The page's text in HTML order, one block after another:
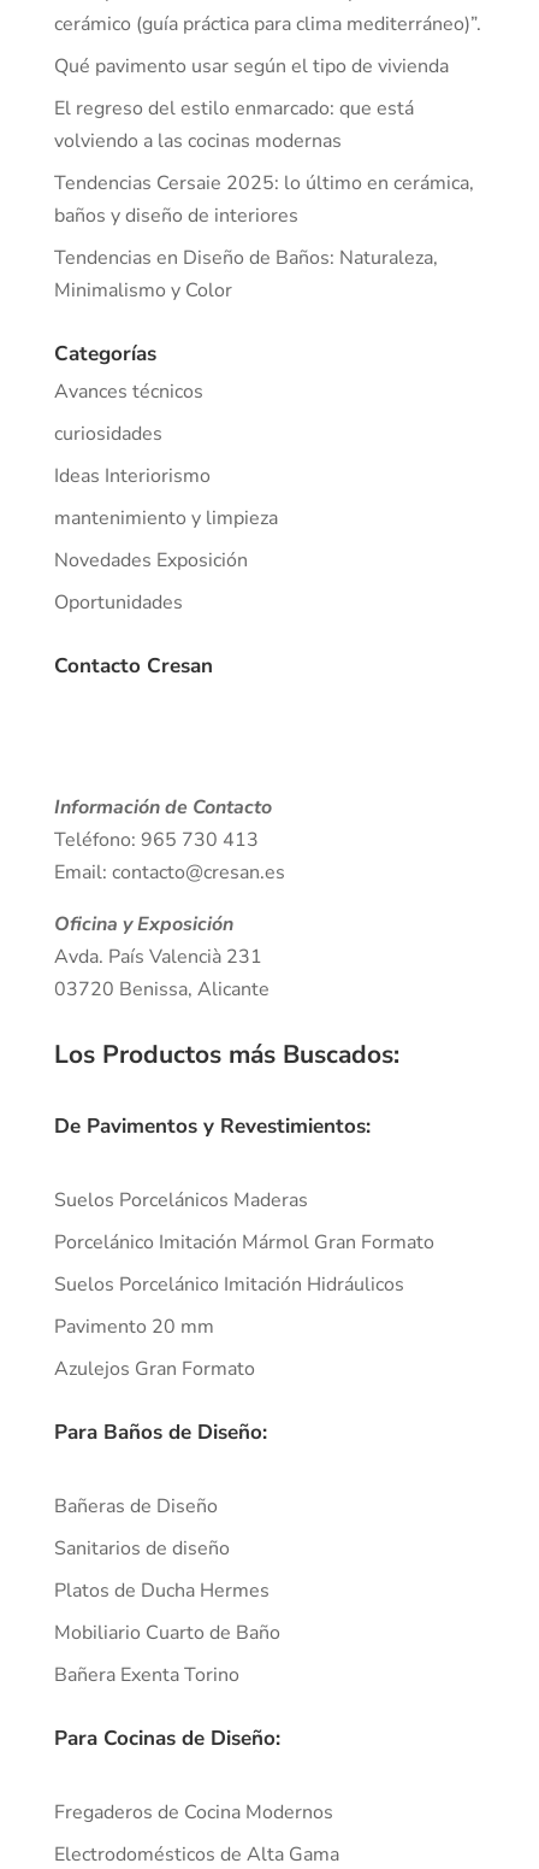
cerámico (guía práctica para clima mediterráneo)”.
Qué pavimento usar según el tipo de vivienda
El regreso del estilo enmarcado: que está
volviendo a las cocinas modernas
Tendencias Cersaie 2025: lo último en cerámica,
baños y diseño de interiores
Tendencias en Diseño de Baños: Naturaleza,
Minimalismo y Color
Categorías
Avances técnicos
curiosidades
Ideas Interiorismo
mantenimiento y limpieza
Novedades Exposición
Oportunidades
Contacto Cresan
Información de Contacto
Teléfono: 965 730 413
Email: contacto@cresan.es
Oficina y Exposición
Avda. País Valencià 231
03720 Benissa, Alicante
Los Productos más Buscados:
De Pavimentos y Revestimientos:
Suelos Porcelánicos Maderas
Porcelánico Imitación Mármol Gran Formato
Suelos Porcelánico Imitación Hidráulicos
Pavimento 20 mm
Azulejos Gran Formato
Para Baños de Diseño:
Bañeras de Diseño
Sanitarios de diseño
Platos de Ducha Hermes
Mobiliario Cuarto de Baño
Bañera Exenta Torino
Para Cocinas de Diseño:
Fregaderos de Cocina Modernos
Electrodomésticos de Alta Gama